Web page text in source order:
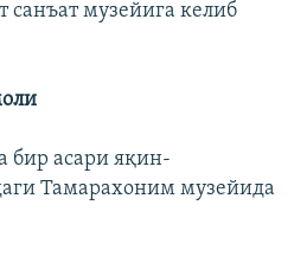
санъат музейига келиб
бир асари яқин-
Тамарахоним музейида